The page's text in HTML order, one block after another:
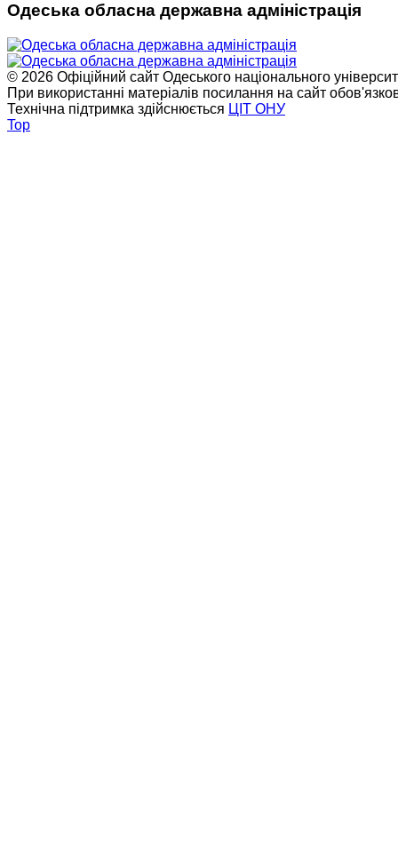
Одеська обласна державна адміністрація
© 2026 Офіційний сайт Одеського національного
При використанні матеріалів посилання на сайт
Технічна підтримка здійснюється ЦІТ ОНУ
Top